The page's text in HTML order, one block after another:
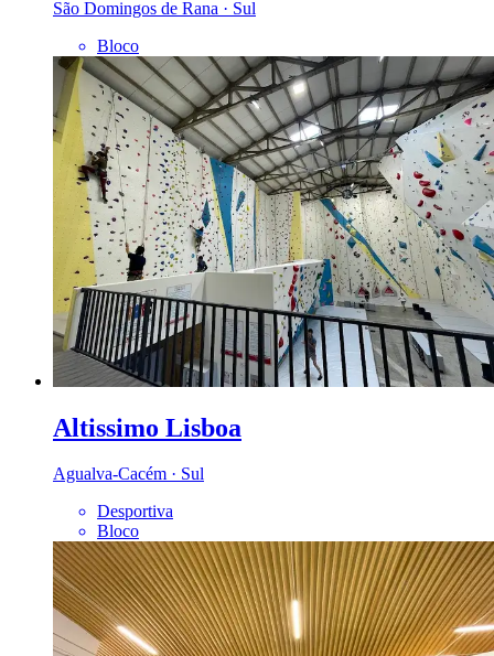
São Domingos de Rana · Sul
Bloco
Altissimo Lisboa
Agualva-Cacém · Sul
Desportiva
Bloco